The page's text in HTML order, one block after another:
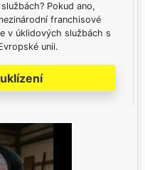
Pokud ano,
franchisové
v úklidových službách s
unii.